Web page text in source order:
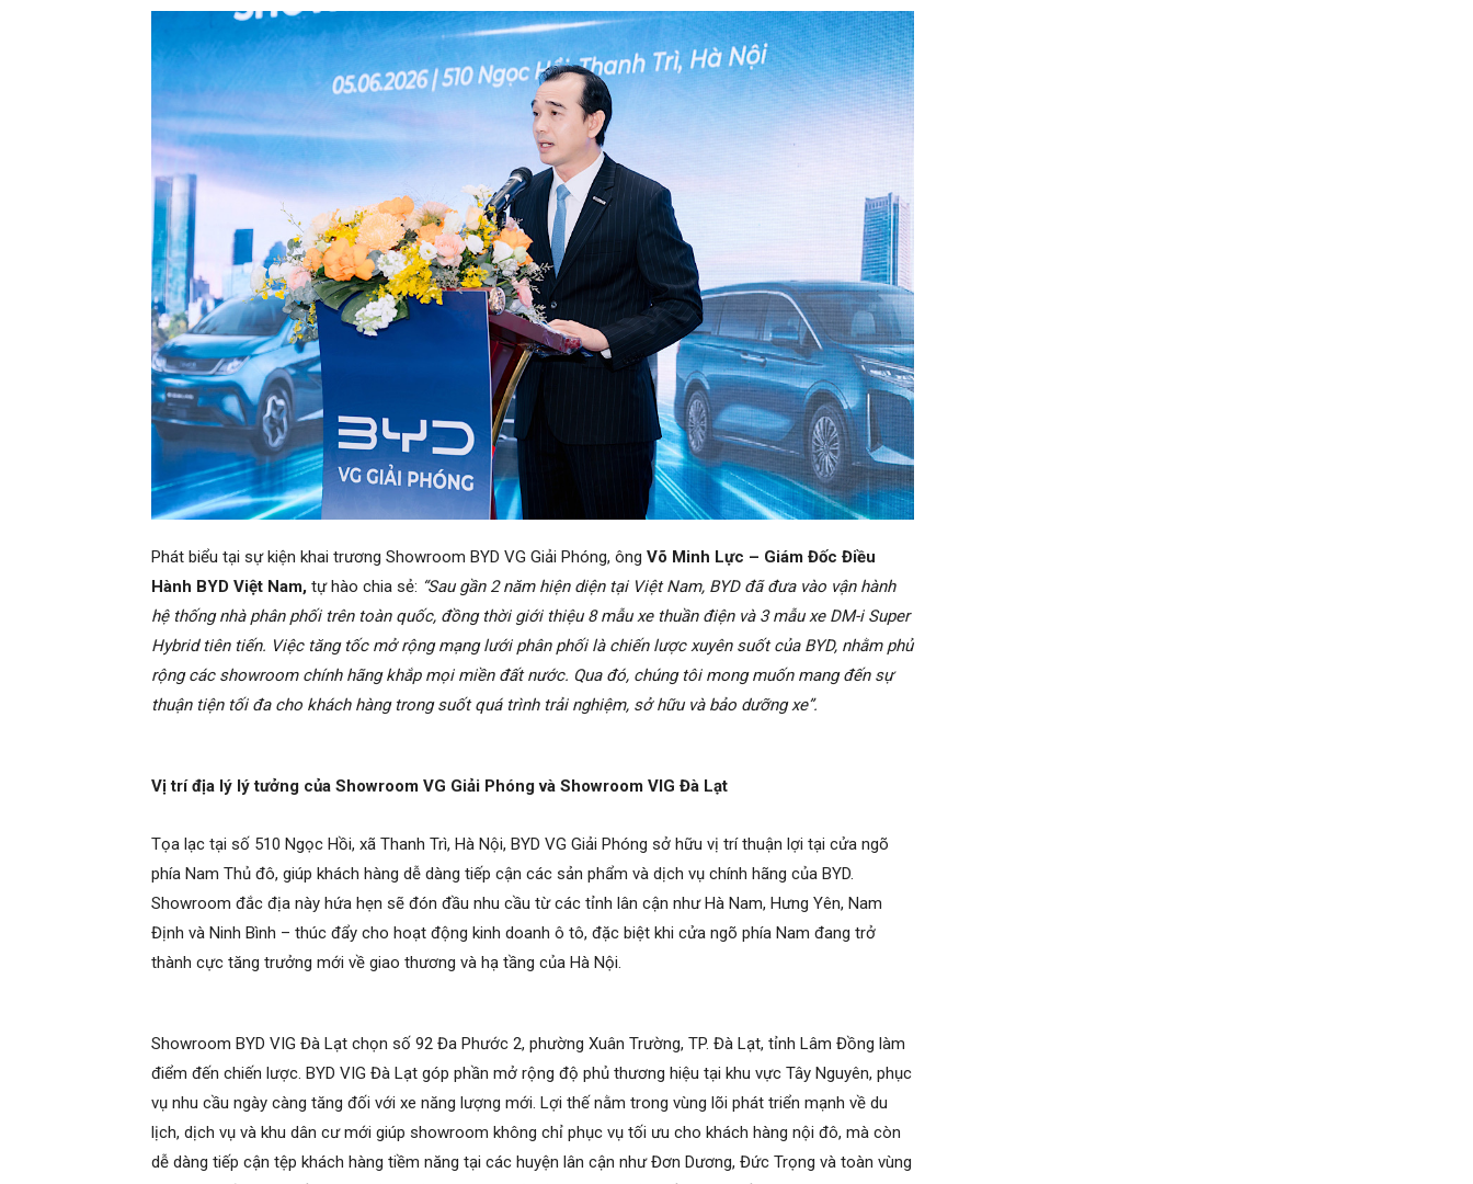
Phát biểu tại sự kiện khai trương Showroom BYD VG Giải Phóng, ông Võ Minh Lực – Giám Đốc Điều
Hành BYD Việt Nam, tự hào chia sẻ: “Sau gần 2 năm hiện diện tại Việt Nam, BYD đã đưa vào vận hành
hệ thống nhà phân phối trên toàn quốc, đồng thời giới thiệu 8 mẫu xe thuần điện và 3 mẫu xe DM-i Super
Hybrid tiên tiến. Việc tăng tốc mở rộng mạng lưới phân phối là chiến lược xuyên suốt của BYD, nhằm phủ
rộng các showroom chính hãng khắp mọi miền đất nước. Qua đó, chúng tôi mong muốn mang đến sự
thuận tiện tối đa cho khách hàng trong suốt quá trình trải nghiệm, sở hữu và bảo dưỡng xe”.
Vị trí địa lý lý tưởng của Showroom VG Giải Phóng và Showroom VIG Đà Lạt
Tọa lạc tại số 510 Ngọc Hồi, xã Thanh Trì, Hà Nội, BYD VG Giải Phóng sở hữu vị trí thuận lợi tại cửa ngõ
phía Nam Thủ đô, giúp khách hàng dễ dàng tiếp cận các sản phẩm và dịch vụ chính hãng của BYD.
Showroom đắc địa này hứa hẹn sẽ đón đầu nhu cầu từ các tỉnh lân cận như Hà Nam, Hưng Yên, Nam
Định và Ninh Bình – thúc đẩy cho hoạt động kinh doanh ô tô, đặc biệt khi cửa ngõ phía Nam đang trở
thành cực tăng trưởng mới về giao thương và hạ tầng của Hà Nội.
Showroom BYD VIG Đà Lạt chọn số 92 Đa Phước 2, phường Xuân Trường, TP. Đà Lạt, tỉnh Lâm Đồng làm
điểm đến chiến lược. BYD VIG Đà Lạt góp phần mở rộng độ phủ thương hiệu tại khu vực Tây Nguyên, phục
vụ nhu cầu ngày càng tăng đối với xe năng lượng mới. Lợi thế nằm trong vùng lõi phát triển mạnh về du
lịch, dịch vụ và khu dân cư mới giúp showroom không chỉ phục vụ tối ưu cho khách hàng nội đô, mà còn
dễ dàng tiếp cận tệp khách hàng tiềm năng tại các huyện lân cận như Đơn Dương, Đức Trọng và toàn vùng